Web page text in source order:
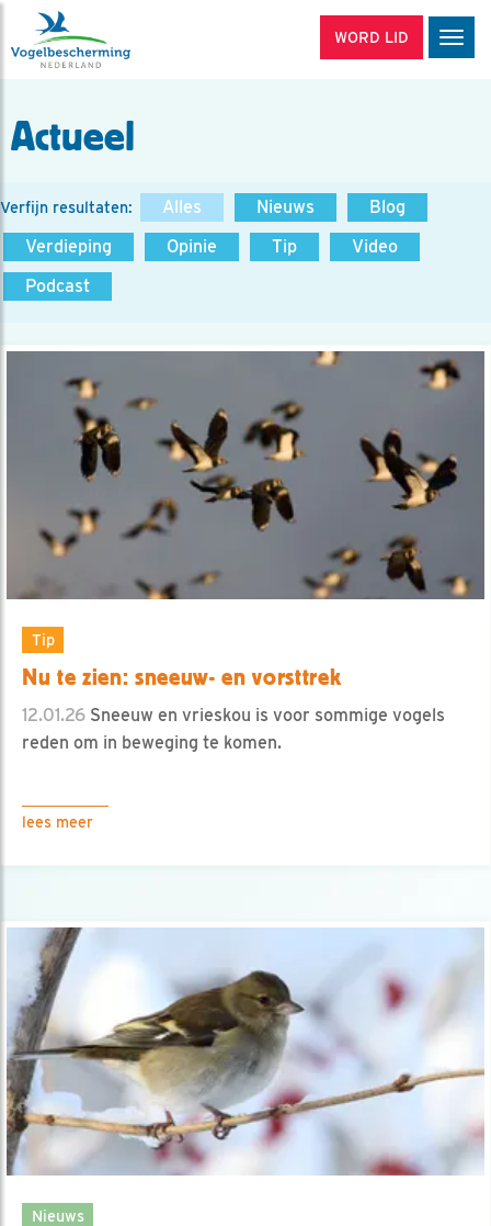
WORD LID
Actueel
Verfijn resultaten: Alles Nieuws
Blog
Verdieping
Opinie Tip
Video
Podcast
Tip
Nu te zien: sneeuw- en vorsttrek
12.01.26 Sneeuw en vrieskou is voor sommige vogels
reden om in beweging te komen.
lees meer
Nieuws